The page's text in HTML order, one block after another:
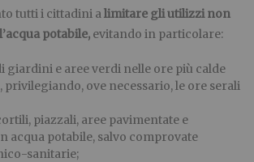
tutti i cittadini alimitare gli utilizzi non
potabile, evitando in particolare:
giardini e aree verdi nelle ore più calde
privilegiando, ove necessario, le ore serali
piazzali, aree pavimentate e
acqua potabile, salvo comprovate
sanitarie;